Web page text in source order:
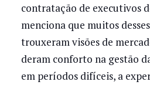
contratação de executivos
menciona que muitos
trouxeram visões de
deram conforto na gestão
em períodos difíceis, a